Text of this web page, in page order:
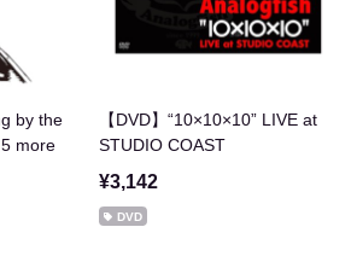
by the
more
【DVD】“10×10×10” LIVE at
STUDIO COAST
¥3,142
DVD